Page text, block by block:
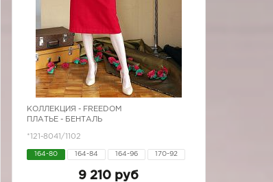
КОЛЛЕКЦИЯ - FREEDOM
ПЛАТЬЕ - БЕНТАЛЬ
*121-8041/1102
164-80 164-84 164-96 170-92
9 210 руб